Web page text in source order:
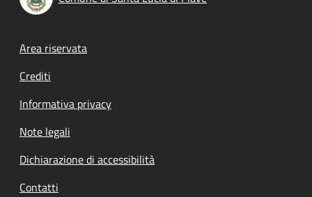
Footer menu
Area riservata
Crediti
Informativa privacy
Note legali
Dichiarazione di accessibilità
Contatti